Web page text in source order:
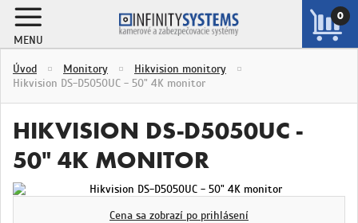
MENU
0
Úvod Monitory
Hikvision monitory
Hikvision DS-D5050UC - 50" 4K monitor
HIKVISION DS-D5050UC -
50" 4K MONITOR
Cena sa zobrazí po prihlásení